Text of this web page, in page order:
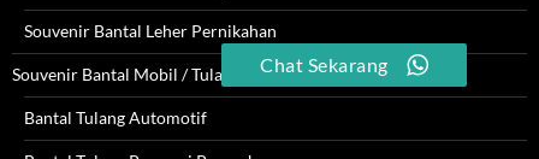
Souvenir Bantal Leher Pernikahan
Souvenir Bantal Mobil / Tulang
Bantal Tulang Automotif
Chat Sekarang